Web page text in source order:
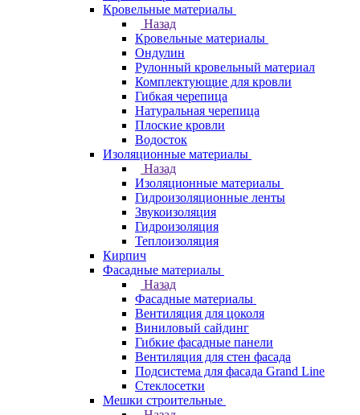
Кровельные материалы
Назад
Кровельные материалы
Ондулин
Рулонный кровельный материал
Комплектующие для кровли
Гибкая черепица
Натуральная черепица
Плоские кровли
Водосток
Изоляционные материалы
Назад
Изоляционные материалы
Гидроизоляционные ленты
Звукоизоляция
Гидроизоляция
Теплоизоляция
Кирпич
Фасадные материалы
Назад
Фасадные материалы
Вентиляция для цоколя
Виниловый сайдинг
Гибкие фасадные панели
Вентиляция для стен фасада
Подсистема для фасада Grand Line
Стеклосетки
Мешки строительные